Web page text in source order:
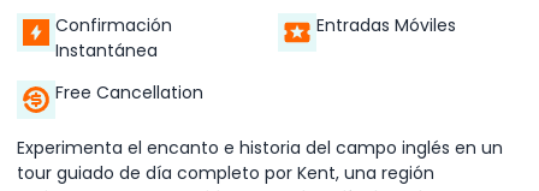
Confirmación
Instantánea
Entradas Móviles
Free Cancellation
Experimenta el encanto e historia del campo inglés en un
tour guiado de día completo por Kent, una región